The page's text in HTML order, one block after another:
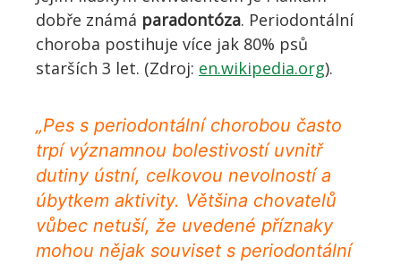
dobře známá paradontóza. Periodontální
choroba postihuje více jak 80% psů
starších 3 let. (Zdroj: en.wikipedia.org).
„Pes s periodontální chorobou často
trpí významnou bolestivostí uvnitř
dutiny ústní, celkovou nevolností a
úbytkem aktivity. Většina chovatelů
vůbec netuší, že uvedené příznaky
mohou nějak souviset s periodontální